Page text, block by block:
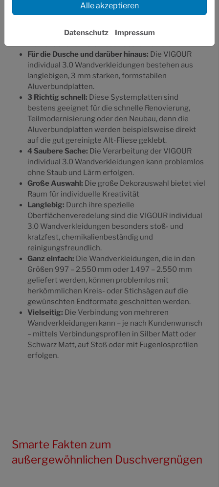
: Das gibt es nur bei uns: Eine Kante der
gebördelter Kante geliefert. Damit zieht sich das
Für die Dusche und darüber hinaus: Die VIGOUR
individual 3.0 Wandverkleidungen bestehen aus
langlebigen, 3 mm starken, formstabilen
Aluverbundplatten.
3 Richtig schnell: Diese Systemplatten sind
bestens geeignet für die schnelle Renovierung,
Teilmodernisierung oder den Neubau, denn die
Aluverbundplatten werden beispielsweise direkt
auf die gut gereinigte Alt-Fliese geklebt.
4 Saubere Sache: Die Verarbeitung der VIGOUR
individual 3.0 Wandverkleidungen kann problemlos
ohne Staub und Lärm erfolgen.
Große Auswahl: Die große Dekorauswahl bietet viel
Raum für individuelle Kreativität
Langlebig: Durch ihre spezielle
Oberflächenveredelung sind die VIGOUR individual
3.0 Wandverkleidungen besonders stoß- und
kratzfest, chemikalienbeständig und
reinigungsfreundlich.
Ganz einfach: Die Wandverkleidungen, die in den
Größen 997 – 2.550 mm oder 1.497 – 2.550 mm
geliefert werden, können problemlos mit
herkömmlichen Kreis- oder Stichsägen auf die
gewünschten Endformate geschnitten werden.
Vielseitig: Die Verbindung von mehreren
Wandverkleidungen kann – je nach Kundenwunsch
– mittels Verbindungsprofilen in Silber Matt oder
Schwarz Matt, auf Stoß oder mit Fugenlosprofilen
erfolgen.
Smarte Fakten zum
außergewöhnlichen Duschvergnügen
Alle akzeptieren
Datenschutz Impressum